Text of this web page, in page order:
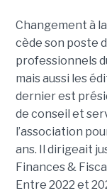
Changement à
cède son poste
professionnels
mais aussi les
dernier est
de conseil et
l’association
ans. Il dirigeait
Finances &
Entre 2022 et